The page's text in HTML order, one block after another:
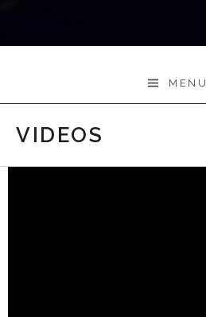
StraitS
MENU
VIDEOS